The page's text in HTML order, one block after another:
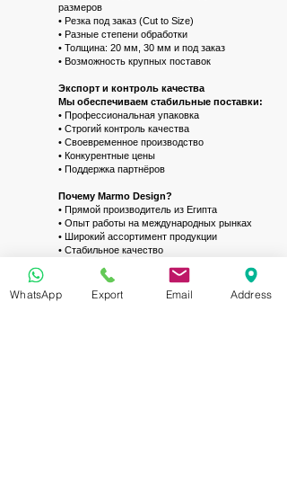
размеров
• Резка под заказ (Cut to Size)
• Разные степени обработки
• Толщина: 20 мм, 30 мм и под заказ
• Возможность крупных поставок
Экспорт и контроль качества
Мы обеспечиваем стабильные поставки:
• Профессиональная упаковка
• Строгий контроль качества
• Своевременное производство
• Конкурентные цены
• Поддержка партнёров
Почему Marmo Design?
• Прямой производитель из Египта
• Опыт работы на международных рынках
• Широкий ассортимент продукции
• Стабильное качество
👉 Мы предлагаем современные решения из
натурального камня для стильных и
WhatsApp Export Email Address